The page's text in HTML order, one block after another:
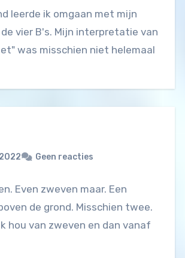
leerde ik omgaan met mijn
vier B's. Mijn interpretatie van
was misschien niet helemaal
Geen reacties
Even zweven maar. Een
de grond. Misschien twee.
hou van zweven en dan vanaf